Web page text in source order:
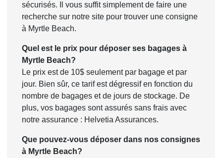
sécurisés. Il vous suffit simplement de faire une
recherche sur notre site pour trouver une consigne
à Myrtle Beach.
Quel est le prix pour déposer ses bagages à
Myrtle Beach?
Le prix est de 10$ seulement par bagage et par
jour. Bien sûr, ce tarif est dégressif en fonction du
nombre de bagages et de jours de stockage. De
plus, vos bagages sont assurés sans frais avec
notre assurance : Helvetia Assurances.
Que pouvez-vous déposer dans nos consignes
à Myrtle Beach?